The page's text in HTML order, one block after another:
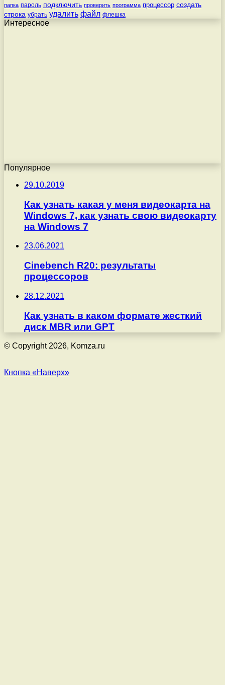
папка пароль подключить проверить программа процессор создать
строка убрать удалить файл флешка
Интересное
Популярное
29.10.2019
Как узнать какая у меня видеокарта на
Windows 7, как узнать свою видеокарту
на Windows 7
23.06.2021
Cinebench R20: результаты
процессоров
28.12.2021
Как узнать в каком формате жесткий
диск MBR или GPT
© Copyright 2026, Komza.ru
Кнопка «Наверх»